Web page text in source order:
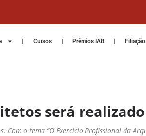
Cursos Prêmios IAB Filiação
será
Com o tema “O Exercício Profissional da